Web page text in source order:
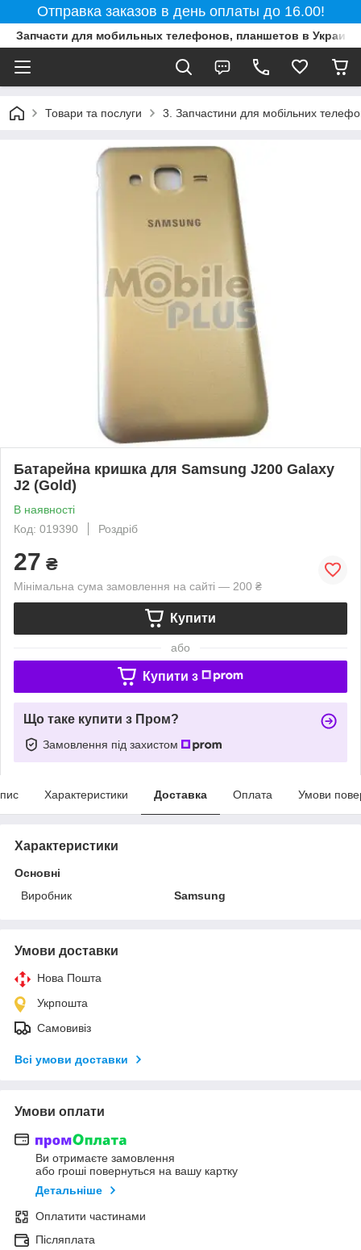
Отправка заказов в день оплаты до 16.00!
Запчасти для мобильных телефонов, планшетов в
Товари та послуги 3. Запчастини для мобільних
Батарейна кришка для Samsung J200 Galaxy
J2 (Gold)
В наявності
Код: 019390
Роздріб
27 ₴
Мінімальна сума замовлення на сайті — 200 ₴
Купити
або
Купити з
Що таке купити з Пром?
Замовлення під захистом
Характеристики Доставка Оплата Умови
Характеристики
Основні
Виробник
Samsung
Умови доставки
Нова Пошта
Укрпошта
Самовивіз
Всі умови доставки
Умови оплати
Ви отримаєте замовлення
або гроші повернуться на вашу картку
Детальніше
Оплатити частинами
Післяплата